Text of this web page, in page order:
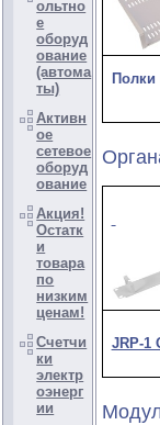
ольтно
е
оборуд
ование
(автома
ты)
Активн
ое
сетевое
оборуд
ование
Акция!
Остатк
и
товара
по
низким
ценам!
Счетчи
ки
электр
оэнерг
ии
JRP-1